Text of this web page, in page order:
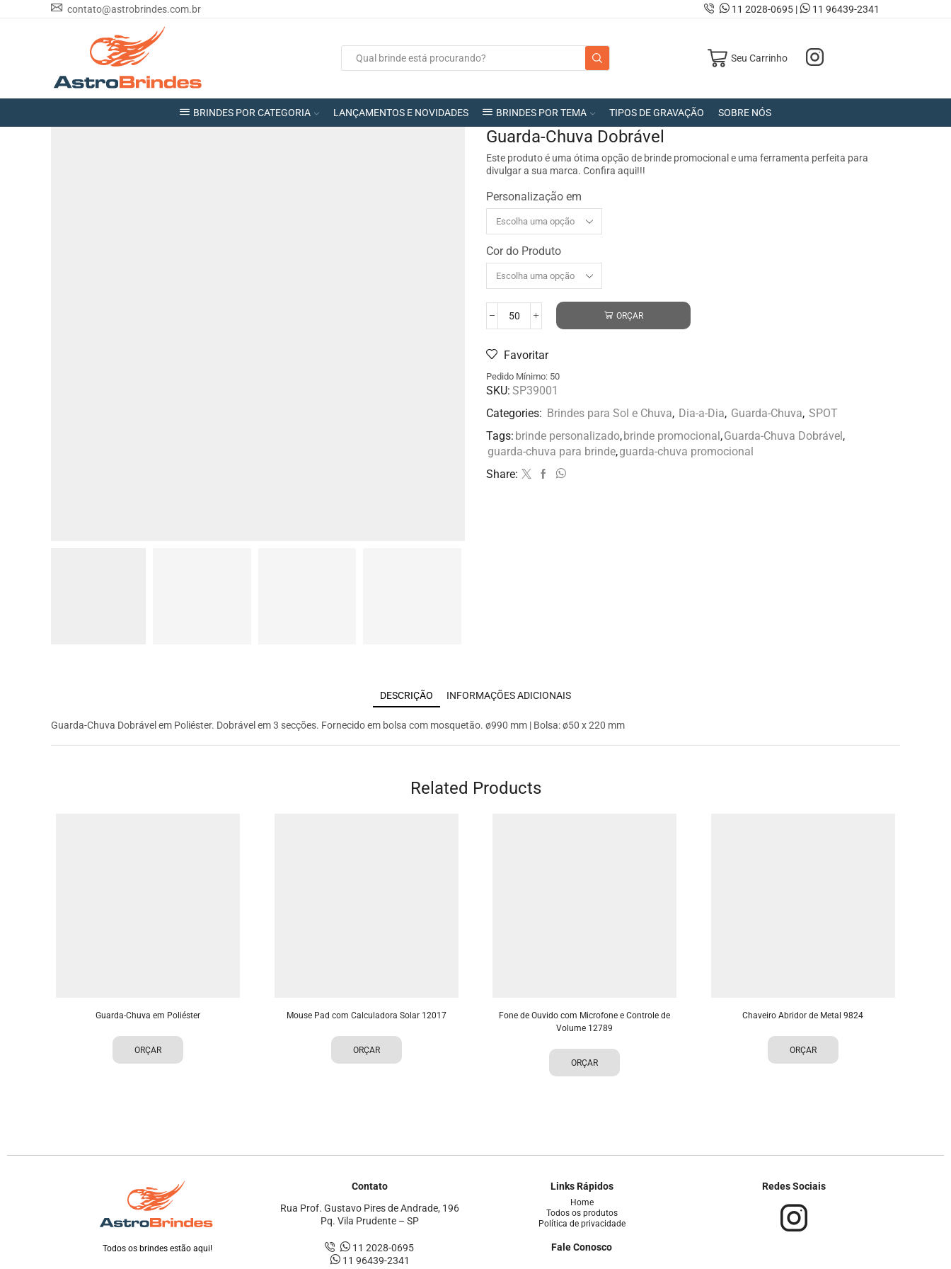
contato@astrobrindes.com.br 11 2028-0695 | 11 96439-2341
Seu Carrinho
BRINDES POR CATEGORIA LANÇAMENTOS E NOVIDADES BRINDES POR TEMA TIPOS DE GRAVAÇÃO SOBRE NÓS
Guarda-Chuva Dobrável
Este produto é uma ótima opção de brinde promocional e uma ferramenta perfeita para
divulgar a sua marca. Confira aqui!!!
Personalização em
Cor do Produto
ORÇAR
Favoritar
Pedido Mínimo: 50
SKU: SP39001
Categories: Brindes para Sol e Chuva, Dia-a-Dia, Guarda-Chuva, SPOT
Tags: brinde personalizado,brinde promocional,Guarda-Chuva Dobrável,
guarda-chuva para brinde,guarda-chuva promocional
Share:
DESCRIÇÃO INFORMAÇÕES ADICIONAIS
Guarda-Chuva Dobrável em Poliéster. Dobrável em 3 secções. Fornecido em bolsa com mosquetão. ø990 mm | Bolsa: ø50 x 220 mm
Related Products
Guarda-Chuva em Poliéster
ORÇAR
Mouse Pad com Calculadora Solar 12017
ORÇAR
Fone de Ouvido com Microfone e Controle de
Volume 12789
ORÇAR
Chaveiro Abridor de Metal 9824
ORÇAR
Todos os brindes estão aqui!
Contato
Rua Prof. Gustavo Pires de Andrade, 196
Pq. Vila Prudente – SP
11 2028-0695
11 96439-2341
Links Rápidos
Home
Todos os produtos
Política de privacidade
Fale Conosco
Redes Sociais